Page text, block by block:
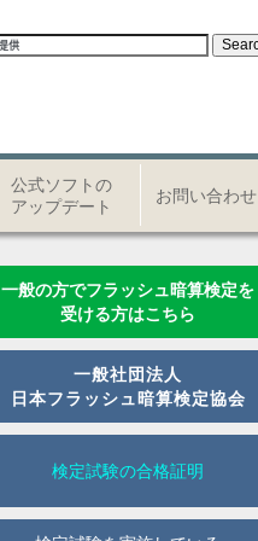
公式ソフトの
アップデート
お問い合わせ
一般の方でフラッシュ暗算検定を
受ける方はこちら
一般社団法人
日本フラッシュ暗算検定協会
検定試験の合格証明